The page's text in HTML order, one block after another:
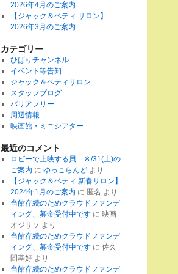
2026年4月のご案内
【ジャック＆ベティ サロン】
2026年3月のご案内
カテゴリー
ひばりチャンネル
イベント等告知
ジャック＆ベティサロン
スタッフブログ
バリアフリー
周辺情報
映画館・ミニシアター
最近のコメント
ロビーで上映する貝 ８/31(土)の
ご案内 に ゆっこらんどより
【ジャック＆ベティ 新春サロン】
2024年1月のご案内 に 匿名 より
当館存続のためクラウドファンデ
ィング、募金受付中ですに 映画
オジサソ より
当館存続のためクラウドファンデ
ィング、募金受付中ですに 佐久
間基好より
当館存続のためクラウドファンデ